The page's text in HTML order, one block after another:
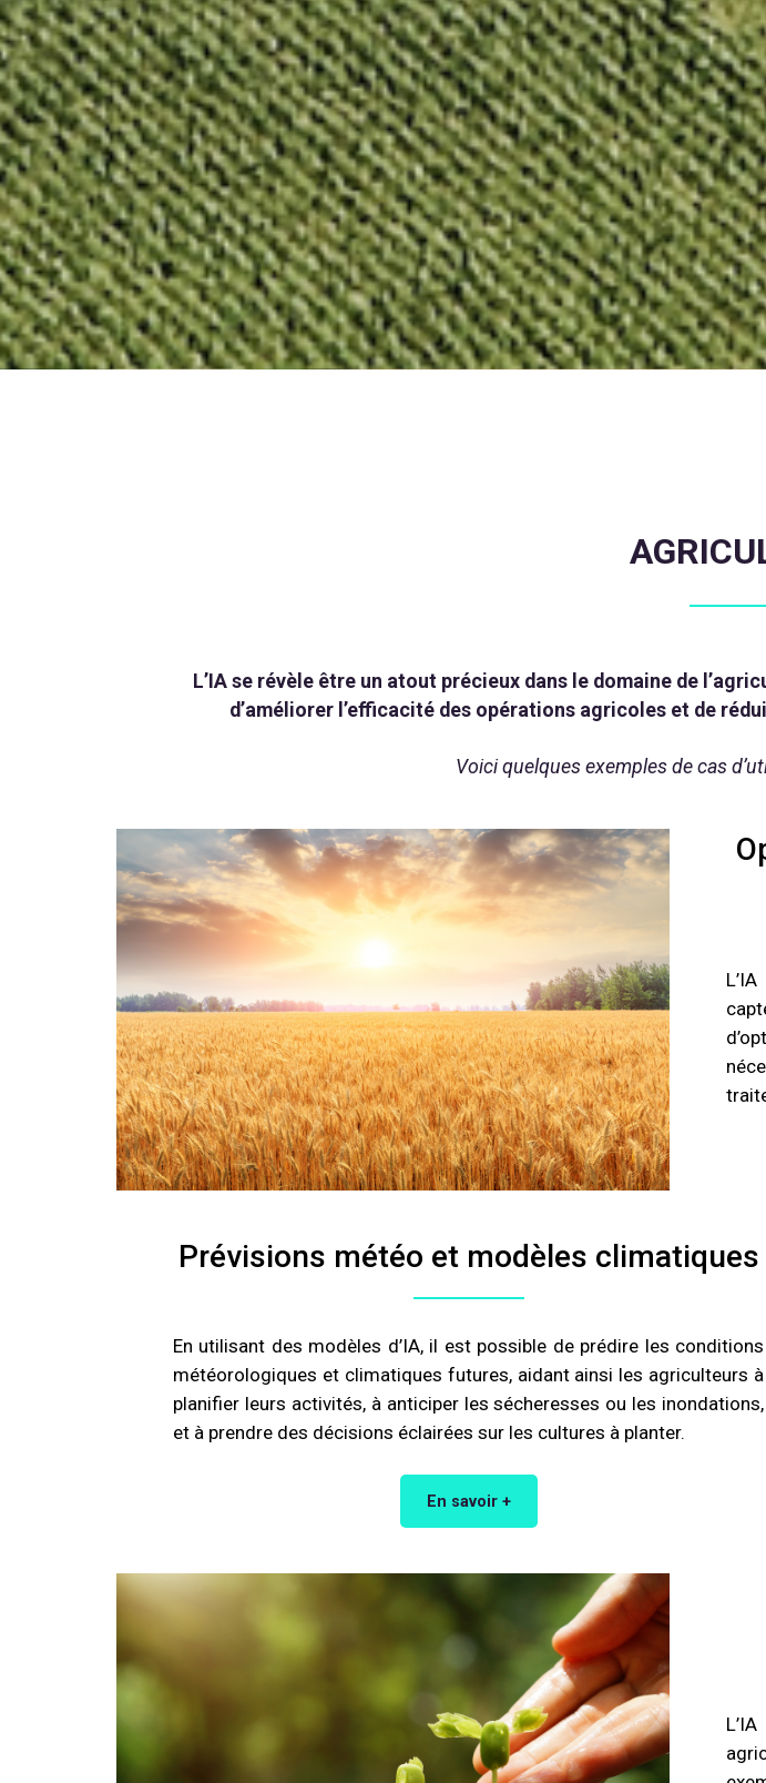
L’IA se révèle être un atout précieux dans le domaine de
d’améliorer l’efficacité des opérations agricoles et de
Voici quelques exemples de cas
Prévisions météo et modèles climatiques
En utilisant des modèles d’IA, il est possible de prédire les conditions
météorologiques et climatiques futures, aidant ainsi les agriculteurs à
planifier leurs activités, à anticiper les sécheresses ou les inondations,
et à prendre des décisions éclairées sur les cultures à planter.
En savoir +